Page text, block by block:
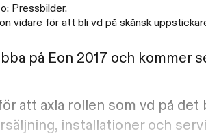
Pressbilder.
vidare för att bli vd på skånsk
på Eon 2017 och kommer
att axla rollen som vd på
installationer och